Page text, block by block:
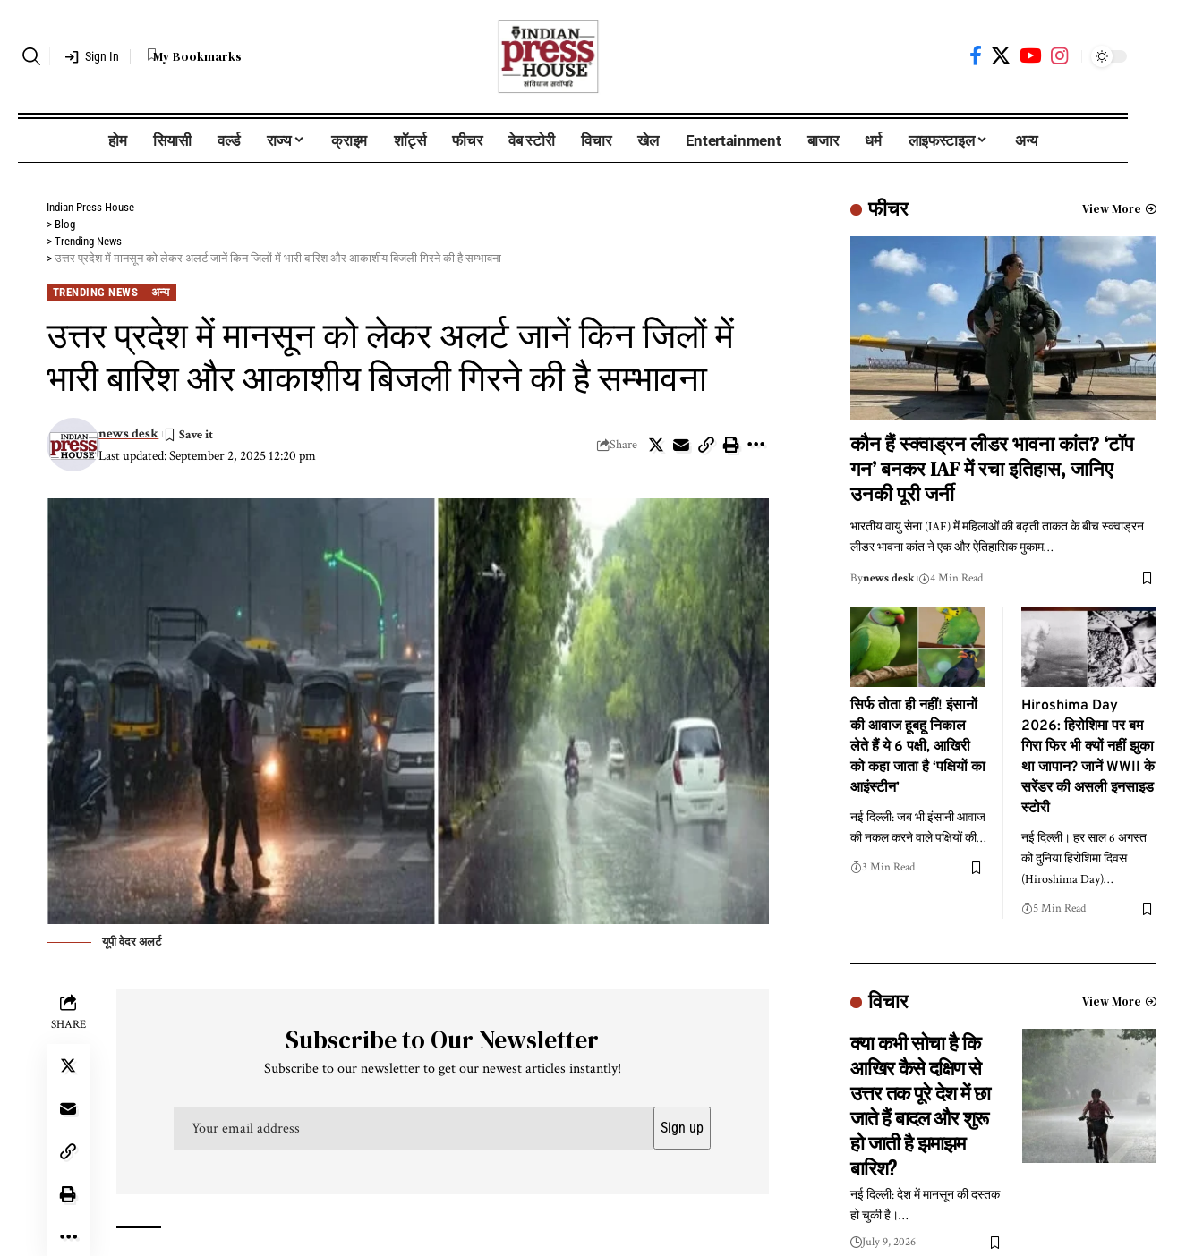
Sign In My Bookmarks
होम सियासी वर्ल्ड राज्य क्राइम शॉर्ट्स फीचर वेब स्टोरी विचार खेल Entertainment बाजार धर्म लाइफस्टाइल अन्य
Indian Press House
> Blog
> Trending News
> उत्तर प्रदेश में मानसून को लेकर अलर्ट जानें किन जिलों में भारी बारिश और आकाशीय बिजली गिरने की है सम्भावना
TRENDING NEWS अन्य
उत्तर प्रदेश में मानसून को लेकर अलर्ट जानें किन जिलों में
भारी बारिश और आकाशीय बिजली गिरने की है सम्भावना
Last updated: September 2, 2025 12:20 pm
news desk
Share
यूपी वेदर अलर्ट
SHARE Subscribe to Our Newsletter
Subscribe to our newsletter to get our newest articles instantly!
फीचर View More
कौन हैं स्क्वाड्रन लीडर भावना कांत? ‘टॉप
गन’ बनकर IAF में रचा इतिहास, जानिए
उनकी पूरी जर्नी
भारतीय वायु सेना (IAF) में महिलाओं की बढ़ती ताकत के बीच स्क्वाड्रन
लीडर भावना कांत ने एक और ऐतिहासिक मुकाम…
Bynews desk 4 Min Read
सिर्फ तोता ही नहीं! इंसानों
की आवाज हूबहू निकाल
लेते हैं ये 6 पक्षी, आखिरी
को कहा जाता है ‘पक्षियों का
आइंस्टीन’
नई दिल्ली: जब भी इंसानी आवाज
की नकल करने वाले पक्षियों की…
3 Min Read
Hiroshima Day
2026: हिरोशिमा पर बम
गिरा फिर भी क्यों नहीं झुका
था जापान? जानें WWII के
सरेंडर की असली इनसाइड
स्टोरी
नई दिल्ली। हर साल 6 अगस्त
को दुनिया हिरोशिमा दिवस
(Hiroshima Day)…
5 Min Read
विचार View More
क्या कभी सोचा है कि
आखिर कैसे दक्षिण से
उत्तर तक पूरे देश में छा
जाते हैं बादल और शुरू
हो जाती है झमाझम
बारिश?
नई दिल्ली: देश में मानसून की दस्तक
हो चुकी है।…
July 9, 2026